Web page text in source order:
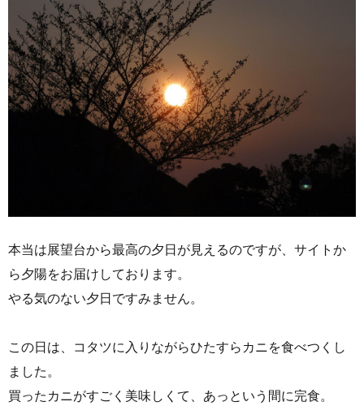
本当は展望台から最高の夕日が見えるのですが、サイトか
ら夕陽をお届けしております。
やる気のない夕日ですみません。
この日は、コタツに入りながらひたすらカニを食べつくし
ました。
買ったカニがすごく美味しくて、あっという間に完食。